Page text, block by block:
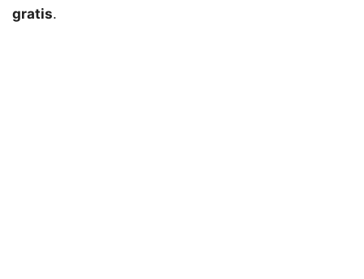
gratis.